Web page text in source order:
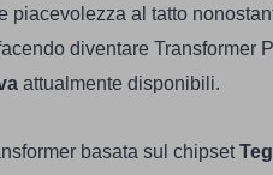
piacevolezza al tatto
diventare Transformer
attualmente disponibili.
basata sul chipset